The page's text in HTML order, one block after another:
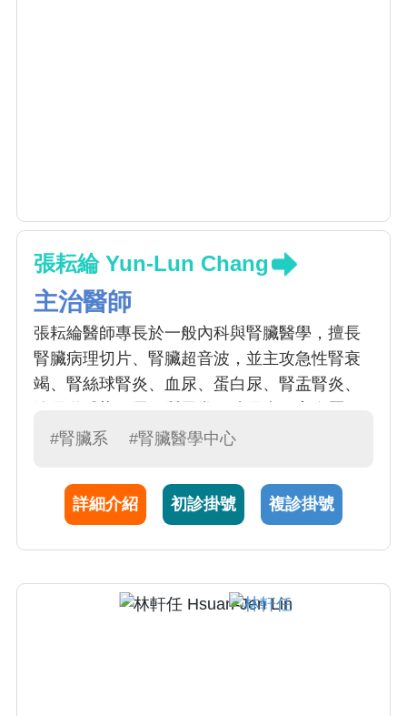
張耘綸 Yun-Lun Chang
主治醫師
張耘綸醫師專長於一般內科與腎臟醫學，擅長
腎臟病理切片、腎臟超音波，並主攻急性腎衰
竭、腎絲球腎炎、血尿、蛋白尿、腎盂腎炎、
血液透析、腹膜透析、慢性腎衰竭與尿毒症治
#腎臟系 #腎臟醫學中心
詳細介紹 初診掛號 複診掛號